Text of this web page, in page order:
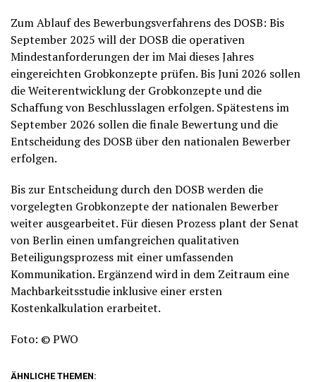
Zum Ablauf des Bewerbungsverfahrens des DOSB: Bis
September 2025 will der DOSB die operativen
Mindestanforderungen der im Mai dieses Jahres
eingereichten Grobkonzepte prüfen. Bis Juni 2026 sollen
die Weiterentwicklung der Grobkonzepte und die
Schaffung von Beschlusslagen erfolgen. Spätestens im
September 2026 sollen die finale Bewertung und die
Entscheidung des DOSB über den nationalen Bewerber
erfolgen.
Bis zur Entscheidung durch den DOSB werden die
vorgelegten Grobkonzepte der nationalen Bewerber
weiter ausgearbeitet. Für diesen Prozess plant der Senat
von Berlin einen umfangreichen qualitativen
Beteiligungsprozess mit einer umfassenden
Kommunikation. Ergänzend wird in dem Zeitraum eine
Machbarkeitsstudie inklusive einer ersten
Kostenkalkulation erarbeitet.
Foto: © PWO
ÄHNLICHE THEMEN: